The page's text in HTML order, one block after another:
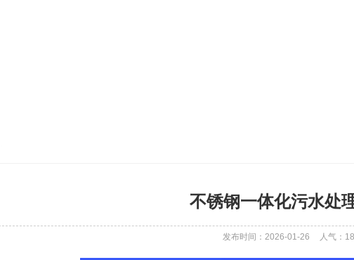
不锈钢一体化污水处
发布时间：2026-01-26 人气：